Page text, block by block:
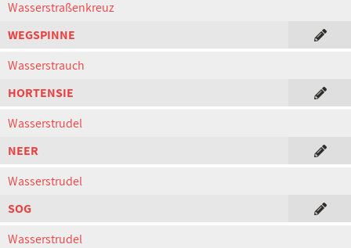
Wasserstraßenkreuz
WEGSPINNE
Wasserstrauch
HORTENSIE
Wasserstrudel
NEER
Wasserstrudel
SOG
Wasserstrudel